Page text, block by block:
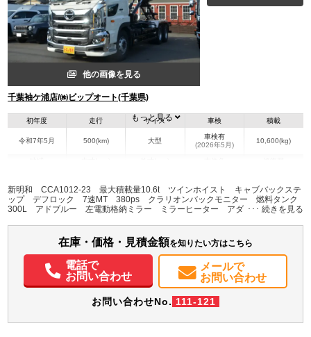
新入庫準備中
他の画像を見る
千葉袖ケ浦店/㈱ビップオート(千葉県)
初年度
令和7年5月
走行
500(km)
サイズ
大型
車検
車検有
(2026年5月)
積載
10,600(kg)
千葉県
W:2,495
H:3,725
パワステ パワーウィンドウ ABS エアバッグ
集中ドアロック
電動格納ミラー
エアサスシート ETC バックモニター
記録簿（一部含む）
取扱説明書（一部含む）
メンテナンスノート（保証書）
もっと見る
新明和 CCA1012-23 最大積載量10.6t ツインホイスト キャブバックステ
ップ デフロック 7速MT 380ps クラリオンバックモニター 燃料タンク
300L アドブルー 左電動格納ミラー ミラーヒーター アダプティブクルー
ドライト ベッド付 エアサスシート ETC
在庫・価格・見積金額を知りたい方はこちら
電話で
お問い合わせ
メールで
お問い合わせ
お問い合わせNo. 111-121